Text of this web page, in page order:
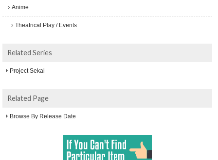
Anime
Theatrical Play / Events
Related Series
Project Sekai
Related Page
Browse By Release Date